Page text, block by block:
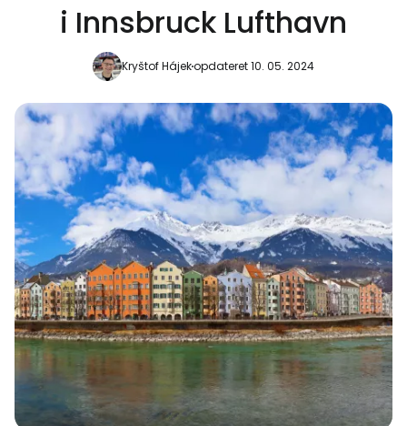
i Innsbruck Lufthavn
Kryštof Hájekopdateret 10. 05. 2024
Fortsæt med Google
Fortsæt med e-mail